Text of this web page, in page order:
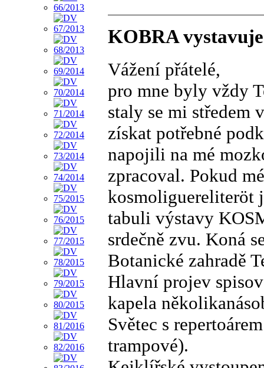
KOBRA
Vážení přátelé,
pro mne byly vždy
staly se mi středem
získat potřebné
napojili na mé
zpracoval. Pokud
kosmoliguereliteröt
tabuli výstavy
srdečně zvu. Koná
Botanické zahradě
Hlavní projev
kapela
Světec s
trampové).